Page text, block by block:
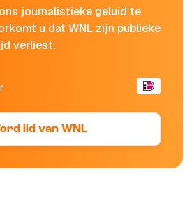
journalistieke geluid te
u dat WNL zijn publieke
verliest.
lid van WNL